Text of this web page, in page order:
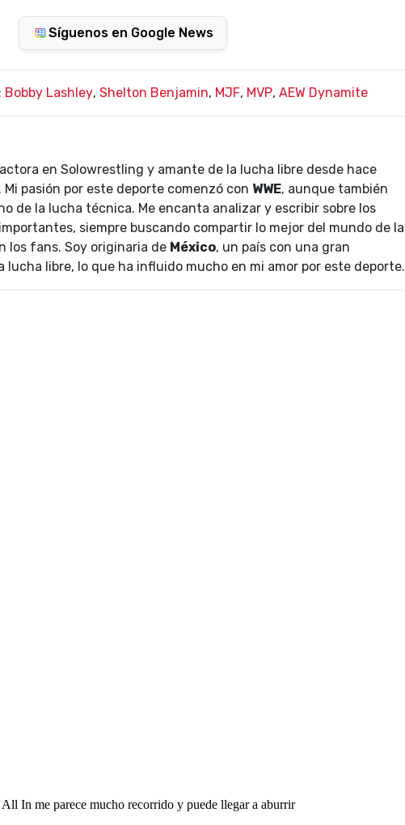
Síguenos en Google News
: Bobby Lashley, Shelton Benjamin, MJF, MVP, AEW Dynamite
en Solowrestling y amante de la lucha libre desde hace
Mi pasión por este deporte comenzó con WWE, aunque también
de la lucha técnica. Me encanta analizar y escribir sobre los
siempre buscando compartir lo mejor del mundo de la
los fans. Soy originaria de México, un país con una gran
lucha libre, lo que ha influido mucho en mi amor por este deporte.